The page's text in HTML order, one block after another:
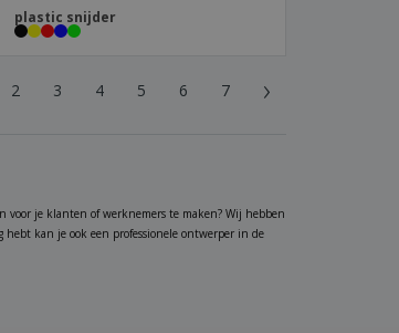
plastic snijder
2 3 4 5 6 7 ›
voor je klanten of werknemers te maken? Wij hebben
kan je ook een professionele ontwerper in de